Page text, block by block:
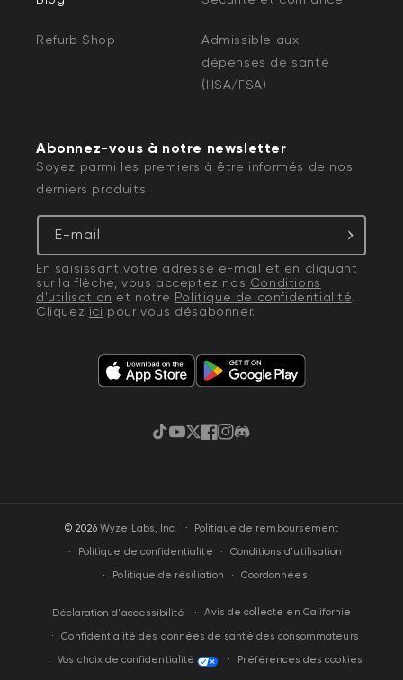
Refurb Shop
Admissible aux
dépenses de santé
(HSA/FSA)
Abonnez-vous à notre newsletter
Soyez parmi les premiers à être informés de nos
derniers produits
E-mail
En saisissant votre adresse e-mail et en cliquant
sur la flèche, vous acceptez nos Conditions
d'utilisation et notre Politique de confidentialité.
Cliquez ici pour vous désabonner.
TikTokYouTube
Gazouillement
Facebook
Instagram
Discorde
© 2026Wyze Labs, Inc. ·
Politique de remboursement
Politique de confidentialité
Conditions d’utilisation
Politique de résiliation
Coordonnées
Déclaration d'accessibilité Avis de collecte en Californie
Confidentialité des données de santé des consommateurs
Vos choix de confidentialité
Préférences des cookies